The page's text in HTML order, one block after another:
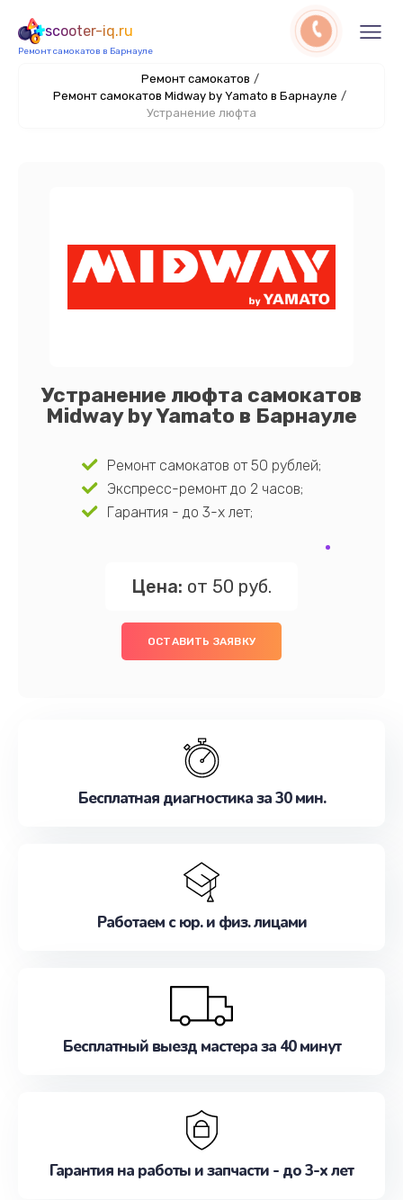
scooter-iq.ru
Ремонт самокатов в Барнауле
Ремонт самокатов /
Ремонт самокатов Midway by Yamato в Барнауле /
Устранение люфта
Устранение люфта самокатов
Midway by Yamato в Барнауле
Ремонт самокатов от 50 рублей;
Экспресс-ремонт до 2 часов;
Гарантия - до 3-х лет;
Цена: от 50 руб.
ОСТАВИТЬ ЗАЯВКУ
Бесплатная диагностика за 30 мин.
Работаем с юр. и физ. лицами
Бесплатный выезд мастера за 40 минут
Гарантия на работы и запчасти - до 3-х лет